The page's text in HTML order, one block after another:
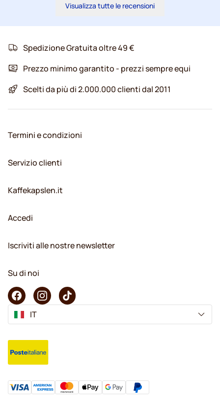
Visualizza tutte le recensioni
Spedizione Gratuita oltre 49 €
Prezzo minimo garantito - prezzi sempre equi
Scelti da più di 2.000.000 clienti dal 2011
Termini e condizioni
Servizio clienti
Kaffekapslen.it
Accedi
Iscriviti alle nostre newsletter
Su di noi
IT